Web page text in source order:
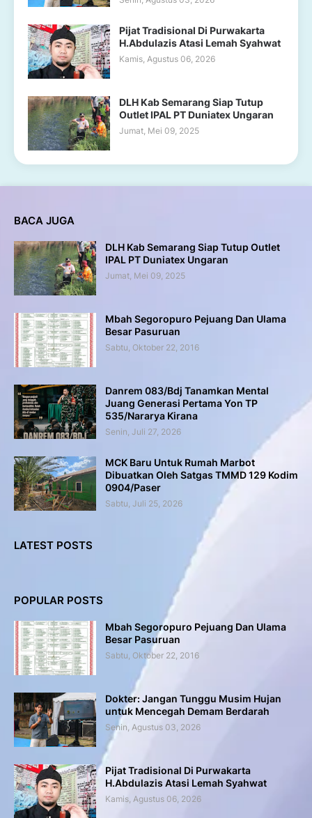
Pijat Tradisional Di Purwakarta
H.Abdulazis Atasi Lemah Syahwat
Kamis, Agustus 06, 2026
DLH Kab Semarang Siap Tutup
Outlet IPAL PT Duniatex Ungaran
Jumat, Mei 09, 2025
BACA JUGA
DLH Kab Semarang Siap Tutup Outlet
IPAL PT Duniatex Ungaran
Jumat, Mei 09, 2025
Mbah Segoropuro Pejuang Dan Ulama
Besar Pasuruan
Sabtu, Oktober 22, 2016
Danrem 083/Bdj Tanamkan Mental
Juang Generasi Pertama Yon TP
535/Nararya Kirana
Senin, Juli 27, 2026
MCK Baru Untuk Rumah Marbot
Dibuatkan Oleh Satgas TMMD 129 Kodim
0904/Paser
Sabtu, Juli 25, 2026
LATEST POSTS
POPULAR POSTS
Mbah Segoropuro Pejuang Dan Ulama
Besar Pasuruan
Sabtu, Oktober 22, 2016
Dokter: Jangan Tunggu Musim Hujan
untuk Mencegah Demam Berdarah
Senin, Agustus 03, 2026
Pijat Tradisional Di Purwakarta
H.Abdulazis Atasi Lemah Syahwat
Kamis, Agustus 06, 2026